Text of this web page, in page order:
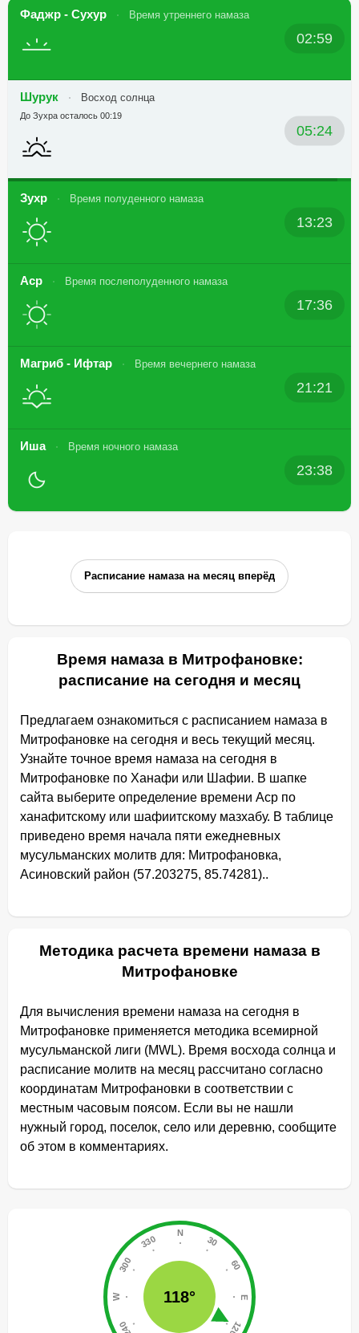
Фаджр - Сухур Время утреннего намаза
02:59
Шурук Восход солнца
05:24
До Зухра осталось 00:19
Зухр Время полуденного намаза
13:23
Аср Время послеполуденного намаза
17:36
Магриб - Ифтар Время вечернего намаза
21:21
Иша Время ночного намаза
23:38
Расписание намаза на месяц вперёд
Время намаза в Митрофановке:
расписание на сегодня и месяц
Предлагаем ознакомиться с расписанием намаза в
Митрофановке на сегодня и весь текущий месяц.
Узнайте точное время намаза на сегодня в
Митрофановке по Ханафи или Шафии. В шапке
сайта выберите определение времени Аср по
ханафитскому или шафиитскому мазхабу. В таблице
приведено время начала пяти ежедневных
мусульманских молитв для: Митрофановка,
Асиновский район (57.203275, 85.74281)..
Методика расчета времени намаза в
Митрофановке
Для вычисления времени намаза на сегодня в
Митрофановке применяется методика всемирной
мусульманской лиги (MWL). Время восхода солнца и
расписание молитв на месяц рассчитано согласно
координатам Митрофановки в соответствии с
местным часовым поясом. Если вы не нашли
нужный город, поселок, село или деревню, сообщите
об этом в комментариях.
118°